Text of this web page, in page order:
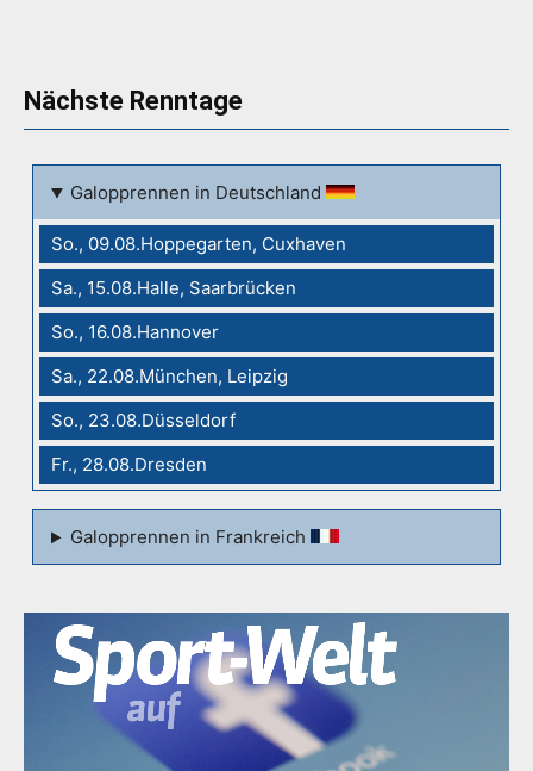
Nächste Renntage
Galopprennen in Deutschland
So., 09.08.Hoppegarten, Cuxhaven
Sa., 15.08.Halle, Saarbrücken
So., 16.08.Hannover
Sa., 22.08.München, Leipzig
So., 23.08.Düsseldorf
Fr., 28.08.Dresden
Galopprennen in Frankreich